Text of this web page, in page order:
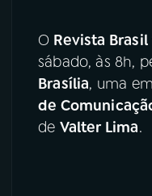
O Revista Brasil
sábado, às 8h,
Brasília, uma
de
de Valter Lima.